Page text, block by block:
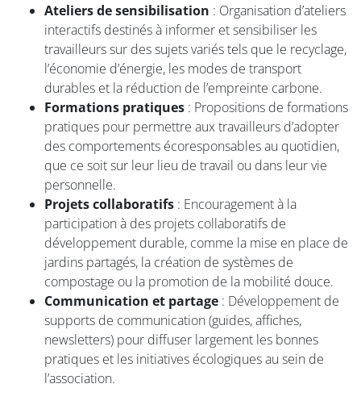
Ateliers de sensibilisation : Organisation d’ateliers
interactifs destinés à informer et sensibiliser les
travailleurs sur des sujets variés tels que le recyclage,
l’économie d’énergie, les modes de transport
durables et la réduction de l’empreinte carbone.
Formations pratiques : Propositions de formations
pratiques pour permettre aux travailleurs d’adopter
des comportements écoresponsables au quotidien,
que ce soit sur leur lieu de travail ou dans leur vie
personnelle.
Projets collaboratifs : Encouragement à la
participation à des projets collaboratifs de
développement durable, comme la mise en place de
jardins partagés, la création de systèmes de
compostage ou la promotion de la mobilité douce.
Communication et partage : Développement de
supports de communication (guides, affiches,
newsletters) pour diffuser largement les bonnes
pratiques et les initiatives écologiques au sein de
l’association.